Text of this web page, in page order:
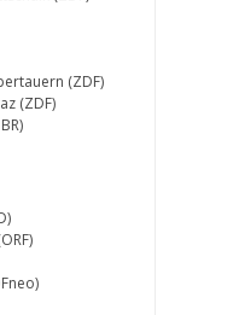
(ZDF)
(ZDF)